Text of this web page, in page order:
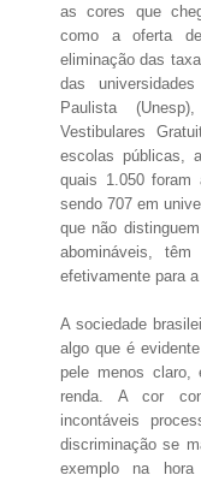
as cores que
como a oferta
eliminação das
das
Paulista
Vestibulares
escolas públicas,
quais 1.050 foram
sendo 707 em
que não
abomináveis,
efetivamente para
A sociedade
algo que é
pele menos
renda. A cor
incontáveis
discriminação se
exemplo na